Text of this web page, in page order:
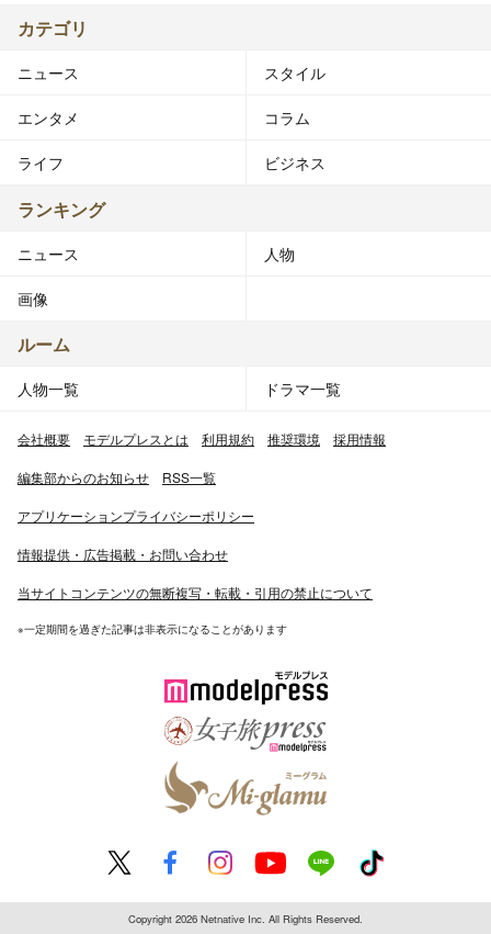
カテゴリ
ニュース スタイル
エンタメ コラム
ライフ ビジネス
ランキング
ニュース 人物
画像
ルーム
人物一覧 ドラマ一覧
会社概要 モデルプレスとは 利用規約 推奨環境 採用情報
編集部からのお知らせ RSS一覧
アプリケーションプライバシーポリシー
情報提供・広告掲載・お問い合わせ
当サイトコンテンツの無断複写・転載・引用の禁止について
※一定期間を過ぎた記事は非表示になることがあります
Copyright 2026 Netnative Inc. All Rights Reserved.